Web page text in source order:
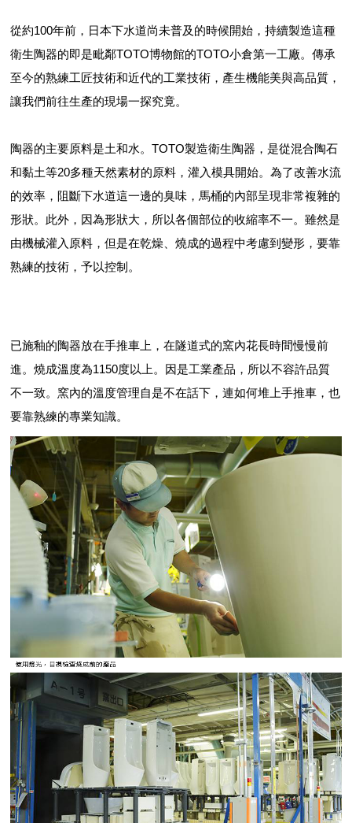
從約100年前，日本下水道尚未普及的時候開始，持續製造這種
衛生陶器的即是毗鄰TOTO博物館的TOTO小倉第一工廠。傳承
至今的熟練工匠技術和近代的工業技術，產生機能美與高品質，
讓我們前往生產的現場一探究竟。
陶器的主要原料是土和水。TOTO製造衛生陶器，是從混合陶石
和黏土等20多種天然素材的原料，灌入模具開始。為了改善水流
的效率，阻斷下水道這一邊的臭味，馬桶的內部呈現非常複雜的
形狀。此外，因為形狀大，所以各個部位的收縮率不一。雖然是
由機械灌入原料，但是在乾燥、燒成的過程中考慮到變形，要靠
熟練的技術，予以控制。
已施釉的陶器放在手推車上，在隧道式的窯內花長時間慢慢前
進。燒成溫度為1150度以上。因是工業產品，所以不容許品質
不一致。窯內的溫度管理自是不在話下，連如何堆上手推車，也
要靠熟練的專業知識。